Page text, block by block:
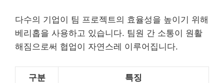
다수의 기업이 팀 프로젝트의 효율성을 높이기 위해
베리홉을 사용하고 있습니다. 팀원 간 소통이 원활
해짐으로써 협업이 자연스레 이루어집니다.
구분 특징